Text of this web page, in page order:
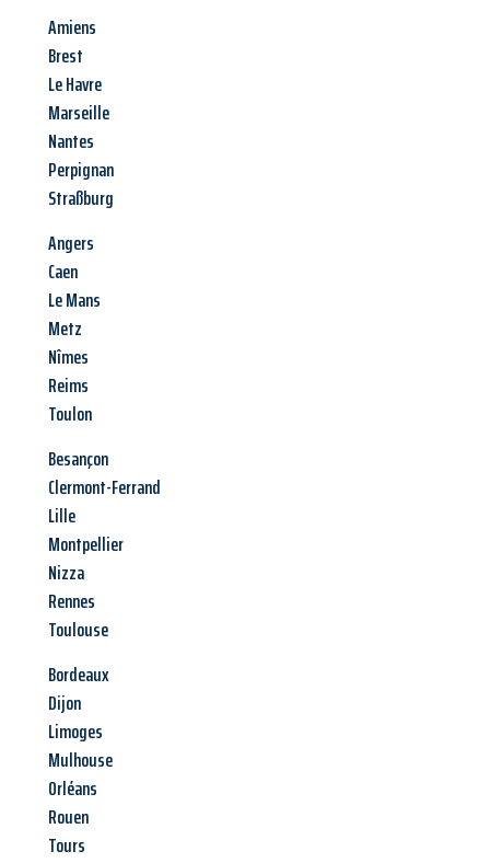
Amiens
Brest
Le Havre
Marseille
Nantes
Perpignan
Straßburg
Angers
Caen
Le Mans
Metz
Nîmes
Reims
Toulon
Besançon
Clermont-Ferrand
Lille
Montpellier
Nizza
Rennes
Toulouse
Bordeaux
Dijon
Limoges
Mulhouse
Orléans
Rouen
Tours